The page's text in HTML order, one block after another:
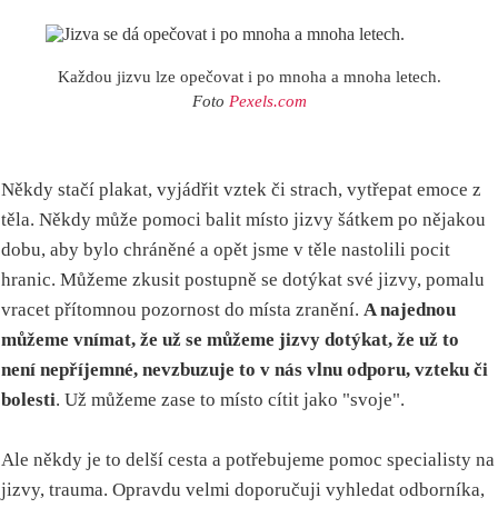
Každou jizvu lze opečovat i po mnoha a mnoha letech.
Foto Pexels.com
Někdy stačí plakat, vyjádřit vztek či strach, vytřepat emoce z
těla. Někdy může pomoci balit místo jizvy šátkem po nějakou
dobu, aby bylo chráněné a opět jsme v těle nastolili pocit
hranic. Můžeme zkusit postupně se dotýkat své jizvy, pomalu
vracet přítomnou pozornost do místa zranění. A najednou
můžeme vnímat, že už se můžeme jizvy dotýkat, že už to
není nepříjemné, nevzbuzuje to v nás vlnu odporu, vzteku či
bolesti. Už můžeme zase to místo cítit jako "svoje".
Ale někdy je to delší cesta a potřebujeme pomoc specialisty na
jizvy, trauma. Opravdu velmi doporučuji vyhledat odborníka,